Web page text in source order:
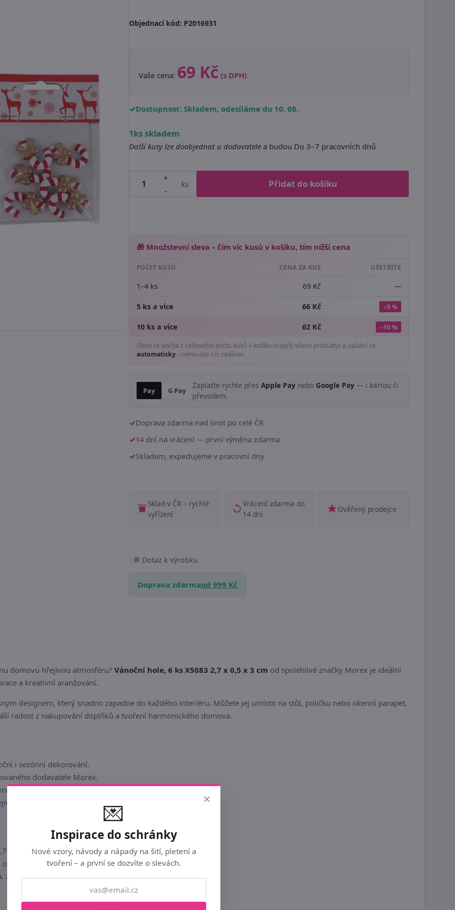
Objednací kód: P2016931
Vaše cena: 69 Kč (s DPH)
Dostupnost: Skladem, odesíláme do 10. 08.
1ks skladem
Další kusy lze doobjednat u dodavatele a budou Do 3–7 pracovních dnů
+
-
ks Přidat do košíku
🎁 Množstevní sleva – čím víc kusů v košíku, tím nižší cena
POČET KUSŮ CENA ZA KUS UŠETŘÍTE
1–4 ks 69 Kč —
5 ks a více 66 Kč −5 %
10 ks a více 62 Kč −10 %
Sleva se počítá z celkového počtu kusů v košíku (napříč všemi produkty) a uplatní se
automaticky– nemusíte nic zadávat.
Pay G Pay
Zaplaťte rychle přes Apple Pay nebo Google Pay — i kartou či
převodem.
Doprava zdarma nad limit po celé ČR
14 dní na vrácení — první výměna zdarma
Skladem, expedujeme v pracovní dny
Sklad v ČR – rychlé
vyřízení
Vrácení zdarma do
14 dní
Ověřený prodejce
Dotaz k výrobku
Doprava zdarmaod 999 Kč
domovu hřejivou atmosféru? Vánoční hole, 6 ks X5083 2,7 x 0,5 x 3 cm od spolehlivé značky Morex je ideální
a kreativní aranžování.
designem, který snadno zapadne do každého interiéru. Můžete jej umístit na stůl, poličku nebo okenní parapet,
radost z nakupování doplňků a tvoření harmonického domova.
i sezónní dekorování.
dodavatele Morex.
nápady a floristické kompozice.
atmosféře v každé místnosti.
x 0,5 x 3 cm
×
💌
Inspirace do schránky
Nové vzory, návody a nápady na šití, pletení a
tvoření – a první se dozvíte o slevách.